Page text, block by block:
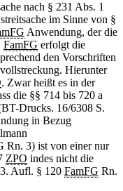
nach § 231 Abs. 1
im Sinne von §
Anwendung, der die
FamFG erfolgt die
den Vorschriften
Hierunter
. Zwar heißt es in der
die §§ 714 bis 720 a
Drucks. 16/6308 S.
in Bezug
Rn. 3) ist von einer nur
ZPO indes nicht die
Aufl. § 120 FamFG Rn.